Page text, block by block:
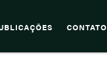
CONTATO